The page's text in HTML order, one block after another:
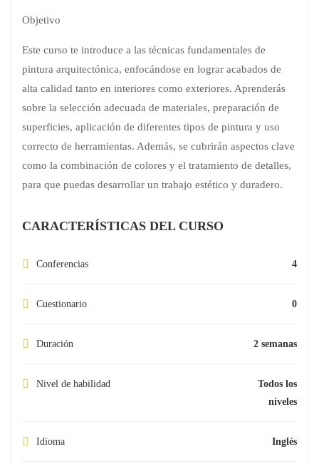
Objetivo
Este curso te introduce a las técnicas fundamentales de
pintura arquitectónica, enfocándose en lograr acabados de
alta calidad tanto en interiores como exteriores. Aprenderás
sobre la selección adecuada de materiales, preparación de
superficies, aplicación de diferentes tipos de pintura y uso
correcto de herramientas. Además, se cubrirán aspectos clave
como la combinación de colores y el tratamiento de detalles,
para que puedas desarrollar un trabajo estético y duradero.
CARACTERÍSTICAS DEL CURSO
Conferencias 4
Cuestionario 0
Duración 2 semanas
Nivel de habilidad
Todos los
niveles
Idioma Inglés